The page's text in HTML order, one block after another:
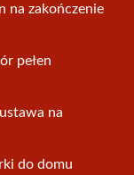
na zakończenie
pełen
na
do domu